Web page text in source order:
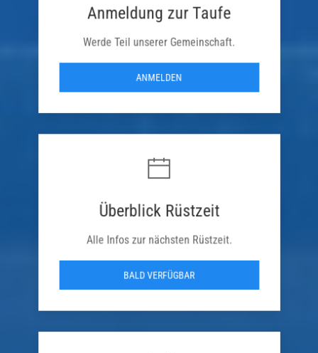
Anmeldung zur Taufe
Werde Teil unserer Gemeinschaft.
ANMELDEN
Überblick Rüstzeit
Alle Infos zur nächsten Rüstzeit.
BALD VERFÜGBAR